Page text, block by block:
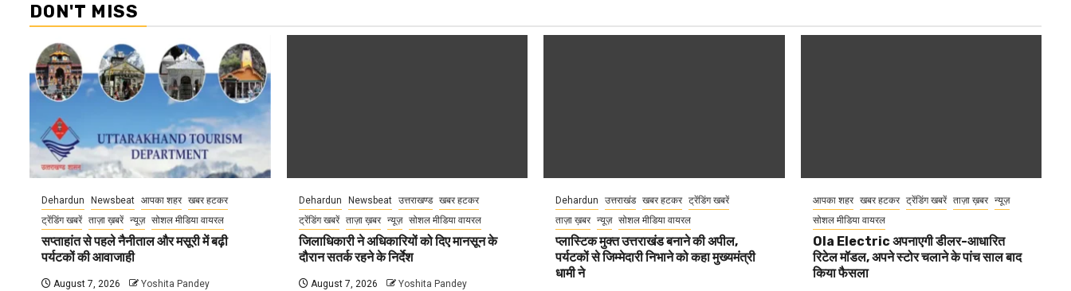
DON'T MISS
Dehardun Newsbeat आपका शहर खबर हटकर
ट्रेंडिंग खबरें ताज़ा ख़बरें न्यूज़ सोशल मीडिया वायरल
सप्ताहांत से पहले नैनीताल और मसूरी में बढ़ी
पर्यटकों की आवाजाही
August 7, 2026 Yoshita Pandey
Dehardun Newsbeat उत्तराखण्ड
खबर हटकर
ट्रेंडिंग खबरें
ताज़ा ख़बर न्यूज़ सोशल मीडिया वायरल
जिलाधिकारी ने अधिकारियों को दिए मानसून के
दौरान सतर्क रहने के निर्देश
August 7, 2026 Yoshita Pandey
Dehardun उत्तराखंड खबर हटकर ट्रेंडिंग खबरें
ताज़ा ख़बर न्यूज़ सोशल मीडिया वायरल
प्लास्टिक मुक्त उत्तराखंड बनाने की अपील,
पर्यटकों से जिम्मेदारी निभाने को कहा मुख्यमंत्री
धामी ने
आपका शहर खबर हटकर ट्रेंडिंग खबरें ताज़ा ख़बर
न्यूज़
सोशल मीडिया वायरल
Ola Electric अपनाएगी डीलर-आधारित
रिटेल मॉडल, अपने स्टोर चलाने के पांच साल बाद
किया फैसला